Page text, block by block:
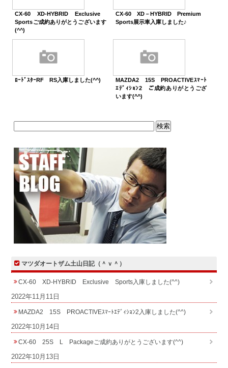
CX-60 XD-HYBRID Exclusive
Sportsご成約ありがとうございます
(^^)
CX-60 XD－HYBRID Premium
Sports展示車入庫しました♪
ﾛｰﾄﾞｽﾀｰRF RS入庫しました(^^)
MAZDA2 15S PROACTIVEｽﾏｰﾄ
ｴﾃﾞｨｼｮﾝ2 ご成約ありがとうござ
います(^^)
マツダオートザム土山日記（＾ｖ＾）
CX-60 XD-HYBRID Exclusive Sports入庫しました(^^)
2022年11月11日
MAZDA2 15S PROACTIVEｽﾏｰﾄｴﾃﾞｨｼｮﾝ2入庫しました(^^)
2022年10月14日
CX-60 25S L Packageご成約ありがとうございます(^^)
2022年10月13日